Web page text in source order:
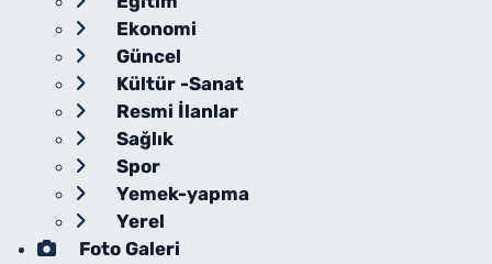
Ekonomi
Güncel
Kültür -Sanat
Resmi İlanlar
Sağlık
Spor
Yemek-yapma
Yerel
Foto Galeri